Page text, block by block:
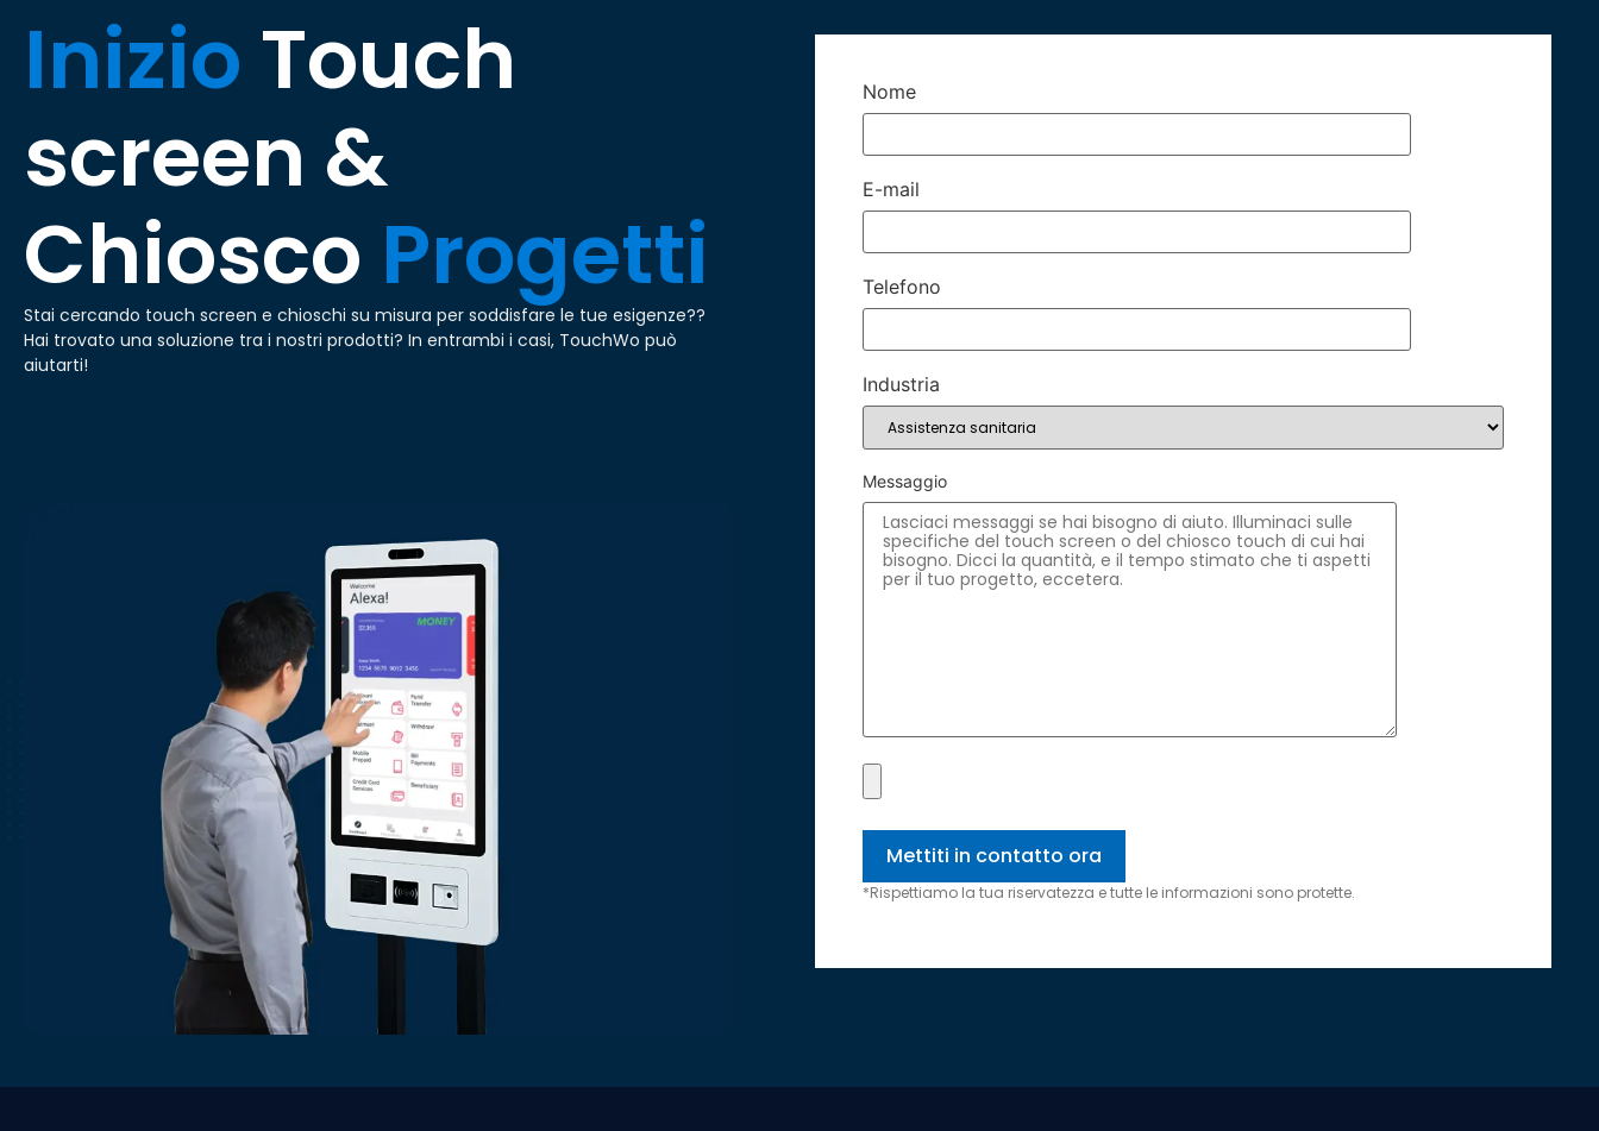
Inizio Touch
screen &
Chiosco Progetti
Stai cercando touch screen e chioschi su misura per soddisfare le tue esigenze??
Hai trovato una soluzione tra i nostri prodotti? In entrambi i casi, TouchWo può
aiutarti!
Nome
E-mail
Telefono
Industria
Messaggio
*Rispettiamo la tua riservatezza e tutte le informazioni sono protette.